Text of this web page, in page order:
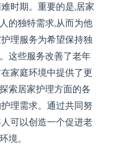
时期。重要的是,居家
的独特需求,从而为他
理服务为希望保持独
这些服务改善了老年
家庭环境中提供了更
索居家护理方面的各
理需求。通过共同努
可以创造一个促进老
境。